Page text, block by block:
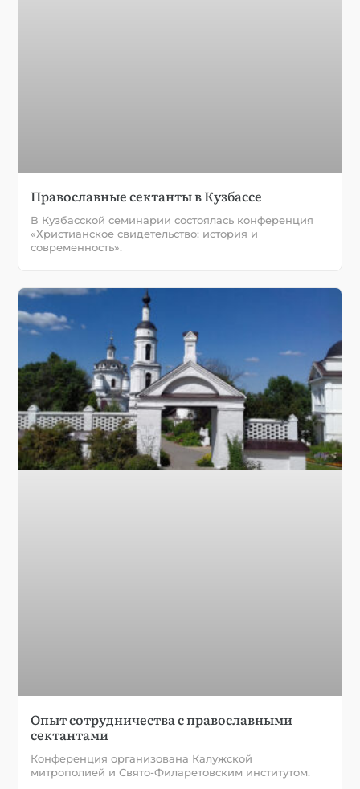
Православные сектанты в Кузбассе
В Кузбасской семинарии состоялась конференция
«Христианское свидетельство: история и
современность».
Опыт сотрудничества с православными
сектантами
Конференция организована Калужской
митрополией и Свято-Филаретовским институтом.